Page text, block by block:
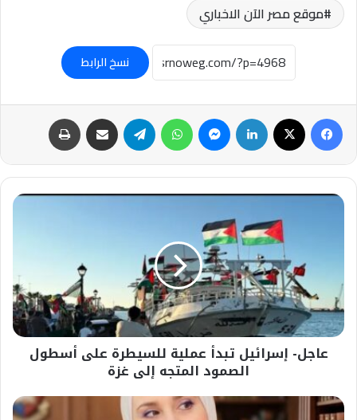
موقع مصر الآن الاخباري
نسخ الرابط
فيسبوك لينكدإن ماسنجر واتساب تيلقرام مشاركة عبر البريد
عاجل-
على
أسطول
الصمود
المتجه
عاجل- إسرائيل تبدأ عملية للسيطرة على أسطول
الصمود المتجه إلى غزة
الدلتا